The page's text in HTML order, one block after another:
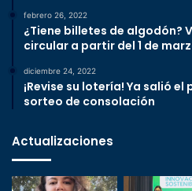
febrero 26, 2022
¿Tiene billetes de algodón?
circular a partir del 1 de
diciembre 24, 2022
¡Revise su lotería! Ya salió
sorteo de consolación
Actualizaciones